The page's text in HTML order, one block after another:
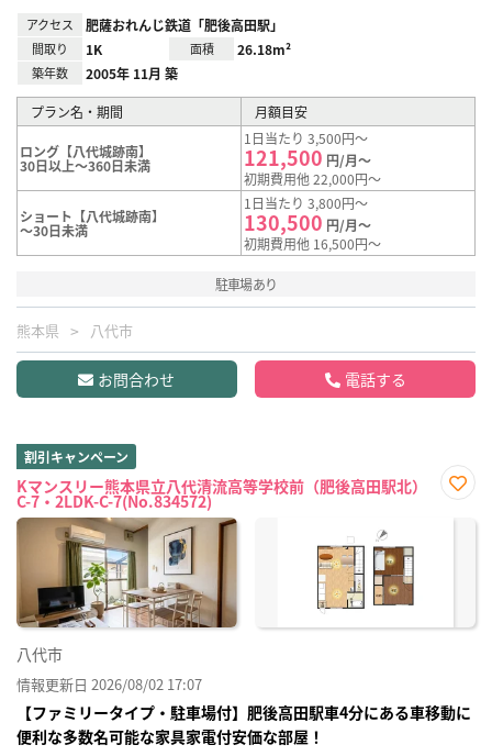
アクセス 肥薩おれんじ鉄道「肥後高田駅」
間取り 1K 面積 26.18m²
築年数 2005年 11月 築
プラン名・期間 月額目安
ロング【八代城跡南】
30日以上～360日未満
1日当たり 3,500円～
121,500 円/月～
初期費用他 22,000円～
ショート【八代城跡南】
～30日未満
1日当たり 3,800円～
130,500 円/月～
初期費用他 16,500円～
駐車場あり
熊本県 八代市
お問合わせ 電話する
割引キャンペーン
Kマンスリー熊本県立八代清流高等学校前（肥後高田駅北）
C-7・2LDK-C-7(No.834572)
に入
八代市
情報更新日 2026/08/02 17:07
【ファミリータイプ・駐車場付】肥後高田駅車4分にある車移動に
便利な多数名可能な家具家電付安価な部屋！